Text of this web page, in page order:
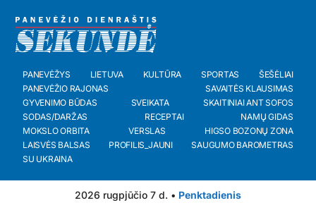
PANEVĖŽYS LIETUVA KULTŪRA SPORTAS
ŠEŠĖLIAI
PANEVĖŽIO RAJONAS
SAVAITĖS KLAUSIMAS
GYVENIMO BŪDAS
SVEIKATA
SKAITINIAI ANT SOFOS
SODAS/DARŽAS
RECEPTAI
NAMŲ GIDAS
MOKSLO ORBITA
VERSLAS
HIGSO BOZONŲ ZONA
LAISVĖS BALSAS
PROFILIS_JAUNI
SAUGUMO BAROMETRAS
SU UKRAINA
2026 rugpjūčio 7 d. • Penktadienis